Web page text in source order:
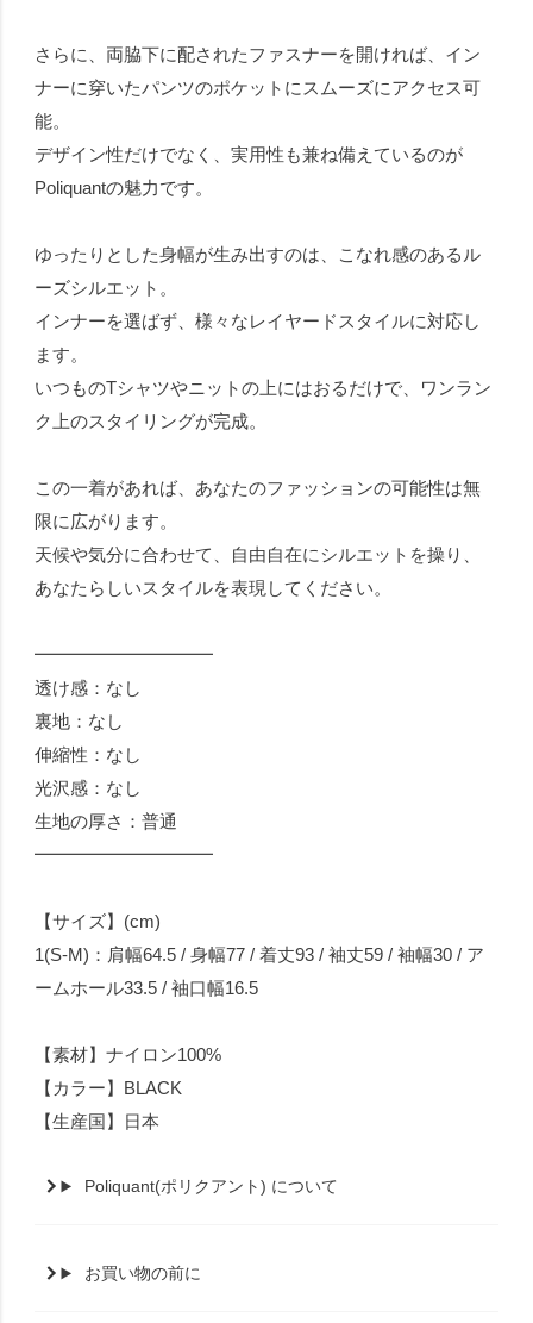
さらに、両脇下に配されたファスナーを開ければ、イン
ナーに穿いたパンツのポケットにスムーズにアクセス可
能。
デザイン性だけでなく、実用性も兼ね備えているのが
Poliquantの魅力です。
ゆったりとした身幅が生み出すのは、こなれ感のあるル
ーズシルエット。
インナーを選ばず、様々なレイヤードスタイルに対応し
ます。
いつものTシャツやニットの上にはおるだけで、ワンラン
ク上のスタイリングが完成。
この一着があれば、あなたのファッションの可能性は無
限に広がります。
天候や気分に合わせて、自由自在にシルエットを操り、
あなたらしいスタイルを表現してください。
━━━━━━━━━━
透け感：なし
裏地：なし
伸縮性：なし
光沢感：なし
生地の厚さ：普通
━━━━━━━━━━
【サイズ】(cm)
1(S-M)：肩幅64.5 / 身幅77 / 着丈93 / 袖丈59 / 袖幅30 / ア
ームホール33.5 / 袖口幅16.5
【素材】ナイロン100%
【カラー】BLACK
【生産国】日本
Poliquant(ポリクアント) について
お買い物の前に